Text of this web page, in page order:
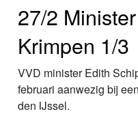
27/2
Krimpen 1/3
VVD minister Edith
februari aanwezig bij
den IJssel.